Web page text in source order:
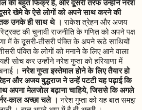
दूसरे खेमे के ऐसे लोगों को अपने साथ करने की
उनके ही साथ थे । राकेश त्रेहन और अजय
की चुनावी राजनीति के गणित को अपने पक्ष
में के दूसरी-तीसरी पंक्ति के अपने रूठे साथियों
पंक्ति के लोगों को मनाने के लिए आने वाला
सोच कर उन्होंने नरेश गुप्ता को हरियाणा में
।नरेश गुप्ता इस्तेमाल होने के लिए तैयार हो
और अजय बुद्धराज ने उन्हें पटटी यह पढ़ाई कि
अपना मेलजोल बढ़ाना चाहिये, जिससे कि अगले
काल अच्छा चले । नरेश गुप्ता को यह बात समझ